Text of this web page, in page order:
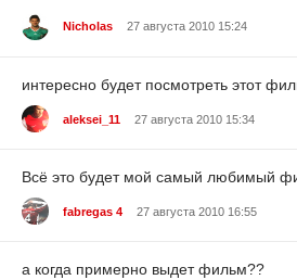
Nicholas 27 августа 2010 15:24
интересно будет посмотреть этот
aleksei_11 27 августа 2010 15:34
Всё это будет мой самый любимый
fabregas 4 27 августа 2010 16:55
а когда примерно выдет фильм??